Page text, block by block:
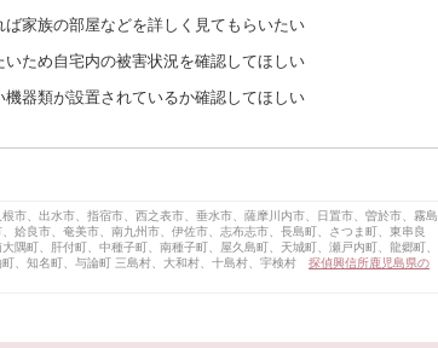
家族の部屋などを詳しく見てもらいたい
ため自宅内の被害状況を確認してほしい
器類が設置されているか確認してほしい
市、出水市、指宿市、西之表市、垂水市、薩摩川内市、日置市、曽於市、霧島
姶良市、奄美市、南九州市、伊佐市、志布志市、長島町、さつま町、東串良
隅町、肝付町、中種子町、南種子町、屋久島町、天城町、瀬戸内町、龍郷町、
、知名町、与論町 三島村、大和村、十島村、宇検村 探偵興信所鹿児島県の